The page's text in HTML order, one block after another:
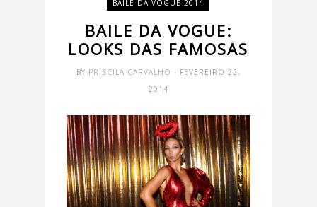
BAILE DA VOGUE 2014
BAILE DA VOGUE:
LOOKS DAS FAMOSAS
BY PRISCILA CARVALHO - FEVEREIRO 22,
2014